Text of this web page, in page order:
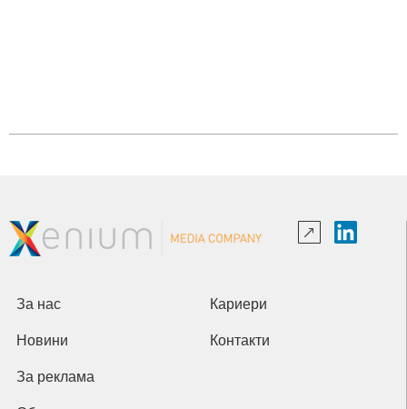
За нас Кариери
Новини Контакти
За реклама